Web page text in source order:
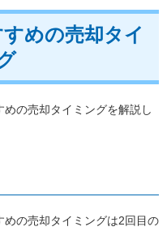
すめの売却タイ
の売却タイミングを解説し
の売却タイミングは2回目の